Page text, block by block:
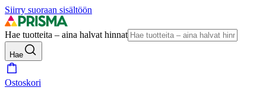
Siirry suoraan sisältöön
Hae tuotteita – aina halvat hinnat
Hae
Ostoskori